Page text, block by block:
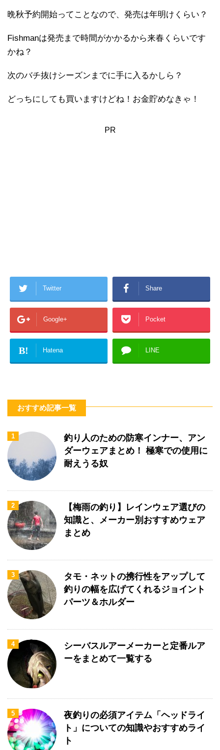
晩秋予約開始ってことなので、発売は年明けくらい？
Fishmanは発売まで時間がかかるから来春くらいです
かね？
次のバチ抜けシーズンまでに手に入るかしら？
どっちにしても買いますけどね！お金貯めなきゃ！
PR
Twitter Share
Google+ Pocket
B! Hatena LINE
おすすめ記事一覧
1
釣り人のための防寒インナー、アン
ダーウェアまとめ！ 極寒での使用に
耐えうる奴
2
【梅雨の釣り】レインウェア選びの
知識と、メーカー別おすすめウェア
まとめ
3
タモ・ネットの携行性をアップして
釣りの幅を広げてくれるジョイント
パーツ＆ホルダー
4
シーバスルアーメーカーと定番ルア
ーをまとめて一覧する
5
夜釣りの必須アイテム「ヘッドライ
ト」についての知識やおすすめライ
ト